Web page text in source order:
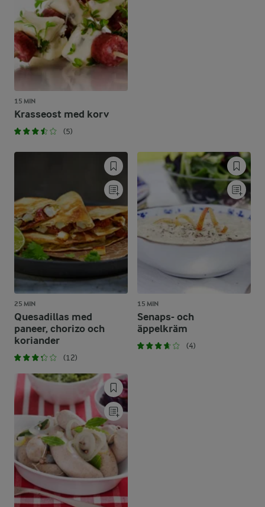
15 MIN
Krasseost med korv
(5)
25 MIN
Quesadillas med
paneer, chorizo och
koriander
(12)
15 MIN
Senaps- och
äppelkräm
(4)